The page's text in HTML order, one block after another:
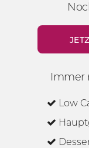
Immer
Low